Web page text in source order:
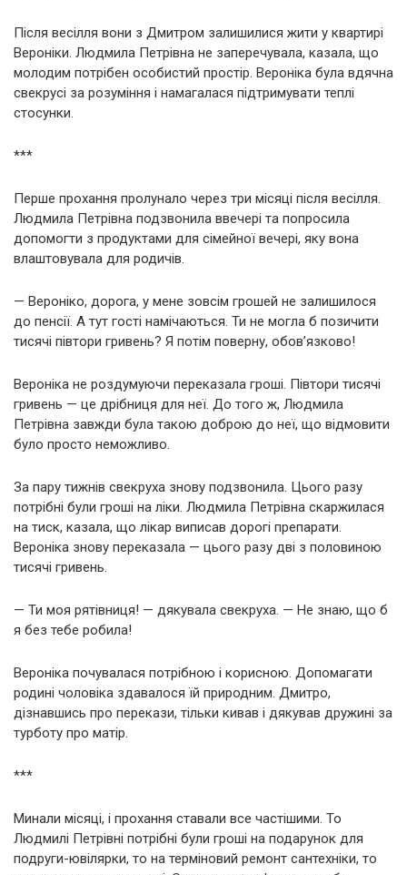
Після весілля вони з Дмитром залишилися жити у квартирі
Вероніки. Людмила Петрівна не заперечувала, казала, що
молодим потрібен особистий простір. Вероніка була вдячна
свекрусі за розуміння і намагалася підтримувати теплі
стосунки.
***
Перше прохання пролунало через три місяці після весілля.
Людмила Петрівна подзвонила ввечері та попросила
допомогти з продуктами для сімейної вечері, яку вона
влаштовувала для родичів.
— Вероніко, дорога, у мене зовсім грошей не залишилося
до пенсії. А тут гості намічаються. Ти не могла б позичити
тисячі півтори гривень? Я потім поверну, обов’язково!
Вероніка не роздумуючи переказала гроші. Півтори тисячі
гривень — це дрібниця для неї. До того ж, Людмила
Петрівна завжди була такою доброю до неї, що відмовити
було просто неможливо.
За пару тижнів свекруха знову подзвонила. Цього разу
потрібні були гроші на ліки. Людмила Петрівна скаржилася
на тиск, казала, що лікар виписав дорогі препарати.
Вероніка знову переказала — цього разу дві з половиною
тисячі гривень.
— Ти моя рятівниця! — дякувала свекруха. — Не знаю, що б
я без тебе робила!
Вероніка почувалася потрібною і корисною. Допомагати
родині чоловіка здавалося їй природним. Дмитро,
дізнавшись про перекази, тільки кивав і дякував дружині за
турботу про матір.
***
Минали місяці, і прохання ставали все частішими. То
Людмилі Петрівні потрібні були гроші на подарунок для
подруги-ювілярки, то на терміновий ремонт сантехніки, то